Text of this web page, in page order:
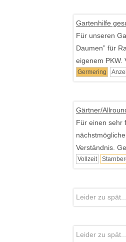
Gartenhilfe
Für unseren
Daumen” für
eigenem PKW.
Germering
Gärtner/
Für einen sehr
Verständnis.
Vollzeit
Leider zu
Leider zu